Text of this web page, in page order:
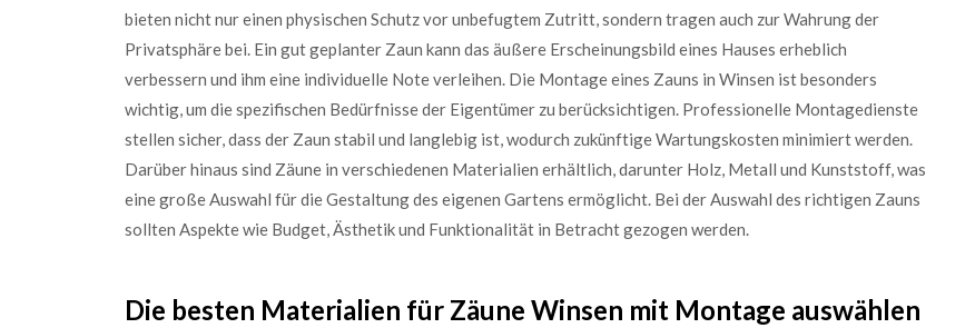
bieten nicht nur einen physischen Schutz vor unbefugtem Zutritt, sondern tragen auch zur Wahrung der
Privatsphäre bei. Ein gut geplanter Zaun kann das äußere Erscheinungsbild eines Hauses erheblich
verbessern und ihm eine individuelle Note verleihen. Die Montage eines Zauns in Winsen ist besonders
wichtig, um die spezifischen Bedürfnisse der Eigentümer zu berücksichtigen. Professionelle Montagedienste
stellen sicher, dass der Zaun stabil und langlebig ist, wodurch zukünftige Wartungskosten minimiert werden.
Darüber hinaus sind Zäune in verschiedenen Materialien erhältlich, darunter Holz, Metall und Kunststoff, was
eine große Auswahl für die Gestaltung des eigenen Gartens ermöglicht. Bei der Auswahl des richtigen Zauns
sollten Aspekte wie Budget, Ästhetik und Funktionalität in Betracht gezogen werden.
Die besten Materialien für Zäune Winsen mit Montage auswählen